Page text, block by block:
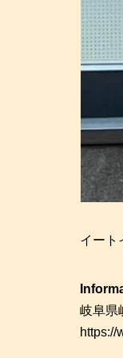
イート
岐阜県
https://